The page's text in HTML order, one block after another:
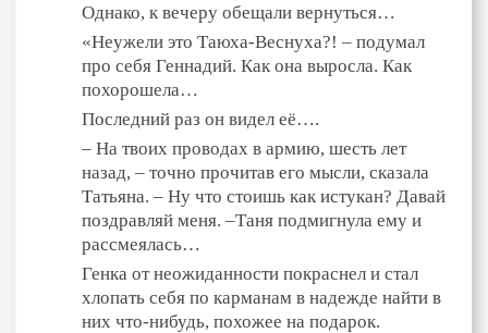
Однако, к вечеру обещали вернуться…
«Неужели это Таюха-Веснуха?! – подумал
про себя Геннадий. Как она выросла. Как
похорошела…
Последний раз он видел её….
– На твоих проводах в армию, шесть лет
назад, – точно прочитав его мысли, сказала
Татьяна. – Ну что стоишь как истукан? Давай
поздравляй меня. –Таня подмигнула ему и
рассмеялась…
Генка от неожиданности покраснел и стал
хлопать себя по карманам в надежде найти в
них что-нибудь, похожее на подарок.